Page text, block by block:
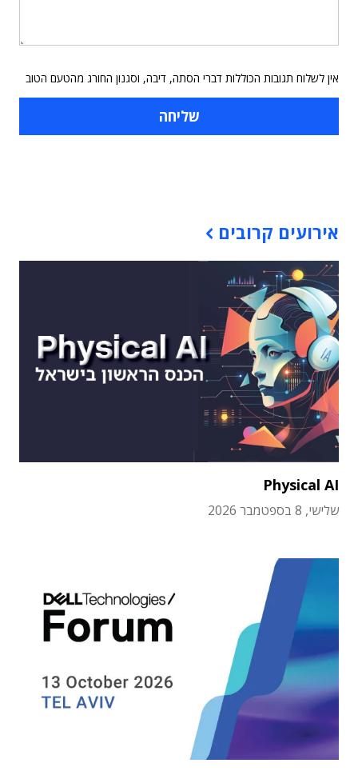
אין לשלוח תגובות הכוללות דברי הסתה, דיבה, וסגנון החורג מהטעם הטוב
אירועים קרובים
Physical AI
שלישי, 8 בספטמבר 2026